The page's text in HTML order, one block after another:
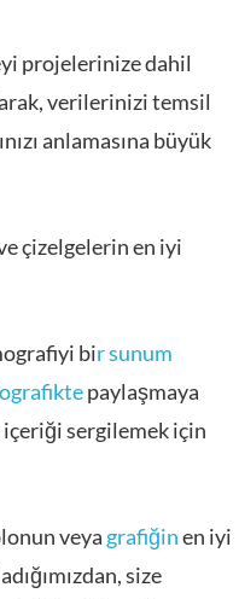
projelerinize dahil
verilerinizi temsil
anlamasına büyük
çizelgelerin en iyi
bir sunum
paylaşmaya
içeriği sergilemek için
veya grafiğinen iyi
size